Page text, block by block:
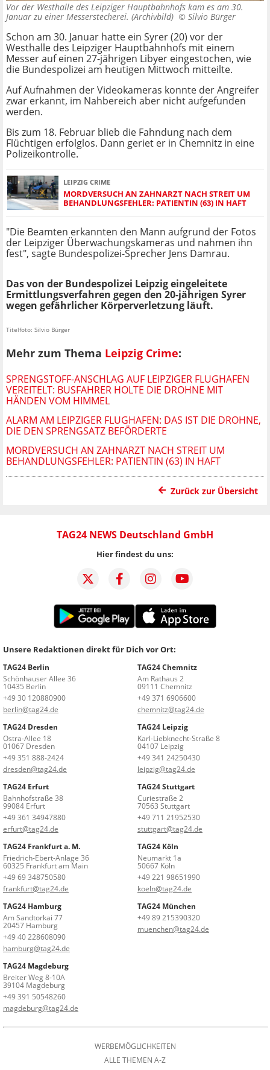
Vor der Westhalle des Leipziger Hauptbahnhofs kam es am 30.
Januar zu einer Messerstecherei. (Archivbild) © Silvio Bürger
Schon am 30. Januar hatte ein Syrer (20) vor der
Westhalle des Leipziger Hauptbahnhofs mit einem
Messer auf einen 27-jährigen Libyer eingestochen, wie
die Bundespolizei am heutigen Mittwoch mitteilte.
Auf Aufnahmen der Videokameras konnte der Angreifer
zwar erkannt, im Nahbereich aber nicht aufgefunden
werden.
Bis zum 18. Februar blieb die Fahndung nach dem
Flüchtigen erfolglos. Dann geriet er in Chemnitz in eine
Polizeikontrolle.
LEIPZIG CRIME
MORDVERSUCH AN ZAHNARZT NACH STREIT UM
BEHANDLUNGSFEHLER: PATIENTIN (63) IN HAFT
"Die Beamten erkannten den Mann aufgrund der Fotos
der Leipziger Überwachungskameras und nahmen ihn
fest", sagte Bundespolizei-Sprecher Jens Damrau.
Das von der Bundespolizei Leipzig eingeleitete
Ermittlungsverfahren gegen den 20-jährigen Syrer
wegen gefährlicher Körperverletzung läuft.
Titelfoto: Silvio Bürger
Mehr zum Thema Leipzig Crime:
SPRENGSTOFF-ANSCHLAG AUF LEIPZIGER FLUGHAFEN
VEREITELT: BUSFAHRER HOLTE DIE DROHNE MIT
HÄNDEN VOM HIMMEL
ALARM AM LEIPZIGER FLUGHAFEN: DAS IST DIE DROHNE,
DIE DEN SPRENGSATZ BEFÖRDERTE
MORDVERSUCH AN ZAHNARZT NACH STREIT UM
BEHANDLUNGSFEHLER: PATIENTIN (63) IN HAFT
Zurück zur Übersicht
TAG24 NEWS Deutschland GmbH
Hier findest du uns:
Unsere Redaktionen direkt für Dich vor Ort:
TAG24 Berlin
Schönhauser Allee 36
10435 Berlin
+49 30 120880900
berlin@tag24.de
TAG24 Chemnitz
Am Rathaus 2
09111 Chemnitz
+49 371 6906600
chemnitz@tag24.de
TAG24 Dresden
Ostra-Allee 18
01067 Dresden
+49 351 888-2424
dresden@tag24.de
TAG24 Leipzig
Karl-Liebknecht-Straße 8
04107 Leipzig
+49 341 24250430
leipzig@tag24.de
TAG24 Erfurt
Bahnhofstraße 38
99084 Erfurt
+49 361 34947880
erfurt@tag24.de
TAG24 Stuttgart
Curiestraße 2
70563 Stuttgart
+49 711 21952530
stuttgart@tag24.de
TAG24 Frankfurt a. M.
Friedrich-Ebert-Anlage 36
60325 Frankfurt am Main
+49 69 348750580
frankfurt@tag24.de
TAG24 Köln
Neumarkt 1a
50667 Köln
+49 221 98651990
koeln@tag24.de
TAG24 Hamburg
Am Sandtorkai 77
20457 Hamburg
+49 40 228608090
hamburg@tag24.de
TAG24 München
+49 89 215390320
muenchen@tag24.de
TAG24 Magdeburg
Breiter Weg 8-10A
39104 Magdeburg
+49 391 50548260
magdeburg@tag24.de
WERBEMÖGLICHKEITEN
ALLE THEMEN A-Z